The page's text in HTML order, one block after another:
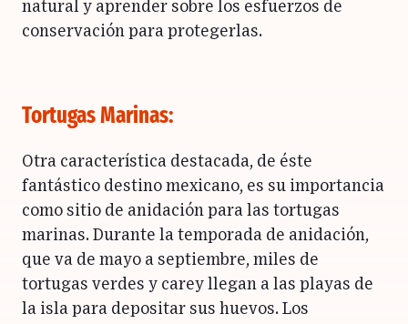
natural y aprender sobre los esfuerzos de
conservación para protegerlas.
Tortugas Marinas:
Otra característica destacada, de éste
fantástico destino mexicano, es su importancia
como sitio de anidación para las tortugas
marinas. Durante la temporada de anidación,
que va de mayo a septiembre, miles de
tortugas verdes y carey llegan a las playas de
la isla para depositar sus huevos. Los